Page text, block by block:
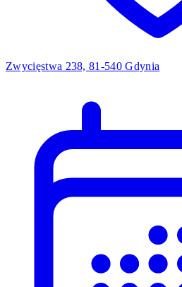
Zwycięstwa 238, 81-540 Gdynia